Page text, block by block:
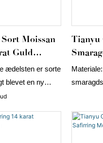
Moissan
Guld
ædelsten er sorte
blevet en ny
af deres
diamanter
Tianyu